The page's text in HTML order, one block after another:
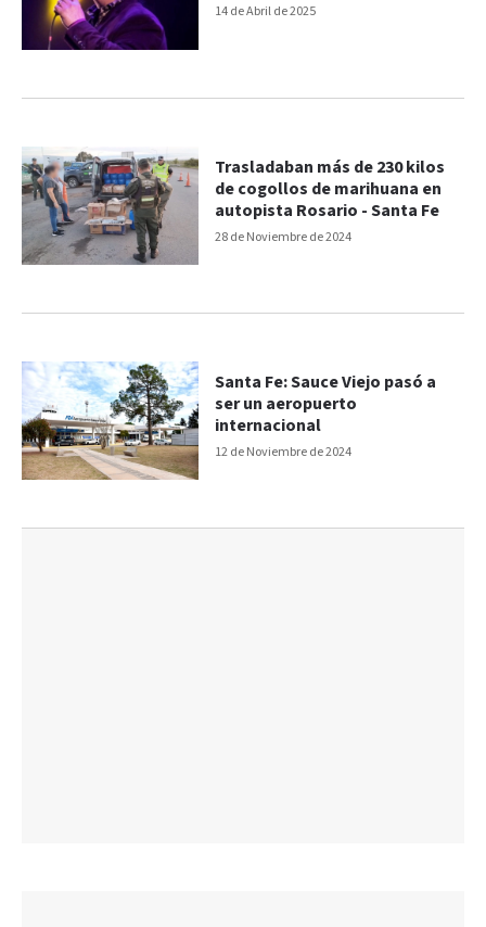
14 de Abril de 2025
28 de Noviembre de 2024
Trasladaban más de 230 kilos
de cogollos de marihuana en
autopista Rosario - Santa Fe
12 de Noviembre de 2024
Santa Fe: Sauce Viejo pasó a
ser un aeropuerto
internacional